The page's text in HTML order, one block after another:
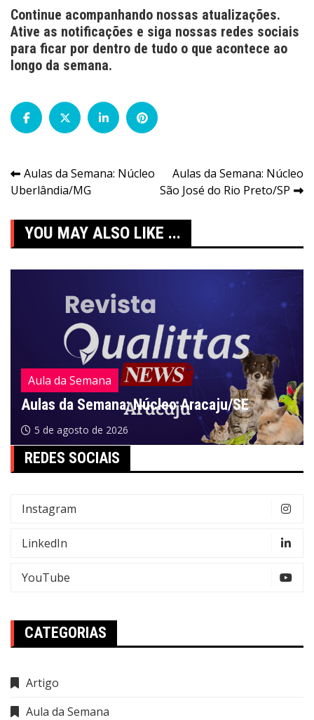
Continue acompanhando nossas atualizações.
Ative as notificações e siga nossas redes sociais
para ficar por dentro de tudo o que acontece ao
longo da semana.
Navegação
de
Post
Aulas da Semana: Núcleo
Uberlândia/MG
Aulas da Semana: Núcleo
São José do Rio Preto/SP
YOU MAY ALSO LIKE ...
Aula da Semana
Aulas da Semana: Núcleo Aracaju/SE
5 de agosto de 2026
REDES SOCIAIS
Instagram
LinkedIn
YouTube
CATEGORIAS
Artigo
Aula da Semana